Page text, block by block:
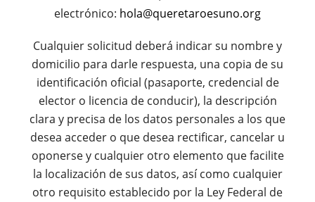
electrónico: hola@queretaroesuno.org
Cualquier solicitud deberá indicar su nombre y
domicilio para darle respuesta, una copia de su
identificación oficial (pasaporte, credencial de
elector o licencia de conducir), la descripción
clara y precisa de los datos personales a los que
desea acceder o que desea rectificar, cancelar u
oponerse y cualquier otro elemento que facilite
la localización de sus datos, así como cualquier
otro requisito establecido por la Ley Federal de